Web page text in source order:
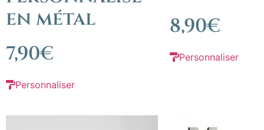
en métal
7,90€
Personnaliser
8,90€
Personnaliser